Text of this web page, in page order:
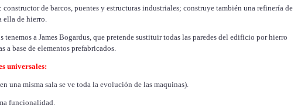
de barcos, puentes y estructuras industriales; construye también una refinería de
ella de hierro.
tenemos a James Bogardus, que pretende sustituir todas las paredes del edificio por hierro
a base de elementos prefabricados.
universales:
una misma sala se ve toda la evolución de las maquinas).
funcionalidad.